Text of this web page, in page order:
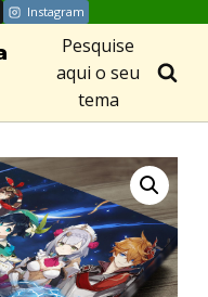
Instagram
Pesquise
aqui o seu
tema